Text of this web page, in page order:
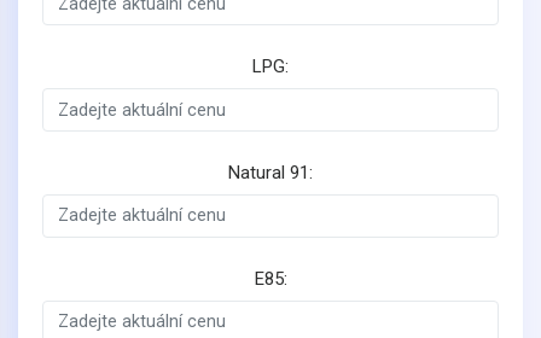
LPG:
Natural 91:
E85: